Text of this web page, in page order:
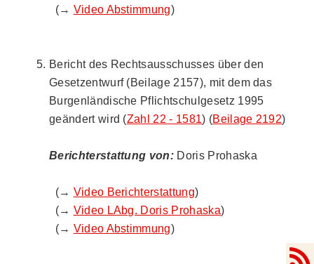
(→ Video Abstimmung)
Bericht des Rechtsausschusses über den
Gesetzentwurf (Beilage 2157), mit dem das
Burgenländische Pflichtschulgesetz 1995
geändert wird (Zahl 22 - 1581) (Beilage 2192)
Berichterstattung von: Doris Prohaska
(→ Video Berichterstattung)
(→ Video LAbg. Doris Prohaska)
(→ Video Abstimmung)